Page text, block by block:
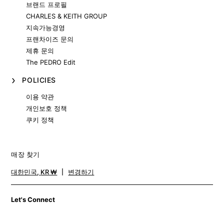
브랜드 프로필
CHARLES & KEITH GROUP
지속가능경영
프랜차이즈 문의
제휴 문의
The PEDRO Edit
POLICIES
이용 약관
개인보호 정책
쿠키 정책
매장 찾기
대한민국, KR ₩ 변경하기
Let's Connect